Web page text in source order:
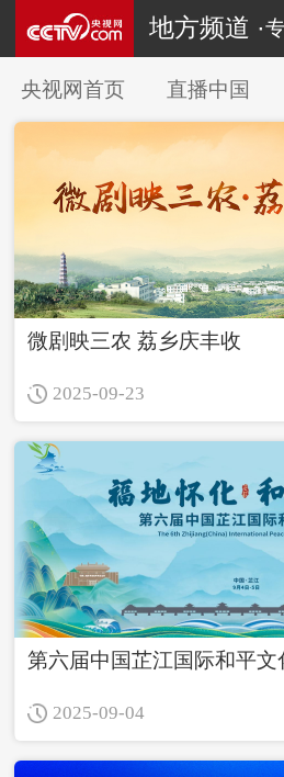
地方频道 ·
央视网首页 直播中国
微剧映三农 荔乡庆丰收
2025-09-23
第六届中国芷江国际和平文
2025-09-04